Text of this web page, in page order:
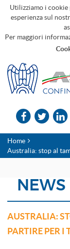
Utilizziamo i cookie
esperienza sul
Per maggiori
Home
Australia: stop al
AUSTRALIA:
PARTIRE PER